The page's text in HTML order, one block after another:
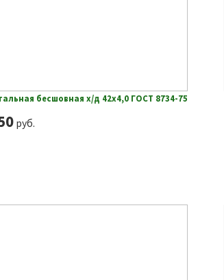
бесшовная х/д 42х4,0 ГОСТ 8734-75
руб.